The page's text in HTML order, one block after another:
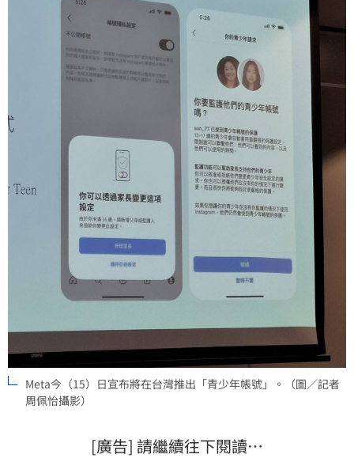
Meta今（15）日宣布將在台灣推出「青少年帳號」。（圖／記者
周佩怡攝影）
[廣告] 請繼續往下閱讀…